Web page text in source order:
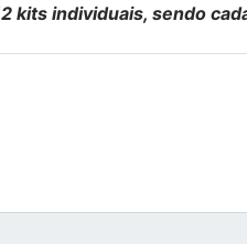
kits individuais, sendo